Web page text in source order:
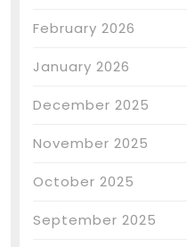
February 2026
January 2026
December 2025
November 2025
October 2025
September 2025